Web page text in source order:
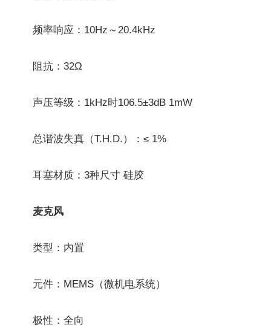
频率响应：10Hz～20.4kHz
阻抗：32Ω
声压等级：1kHz时106.5±3dB 1mW
总谐波失真（T.H.D.）：≤ 1%
耳塞材质：3种尺寸 硅胶
麦克风
类型：内置
元件：MEMS（微机电系统）
极性：全向